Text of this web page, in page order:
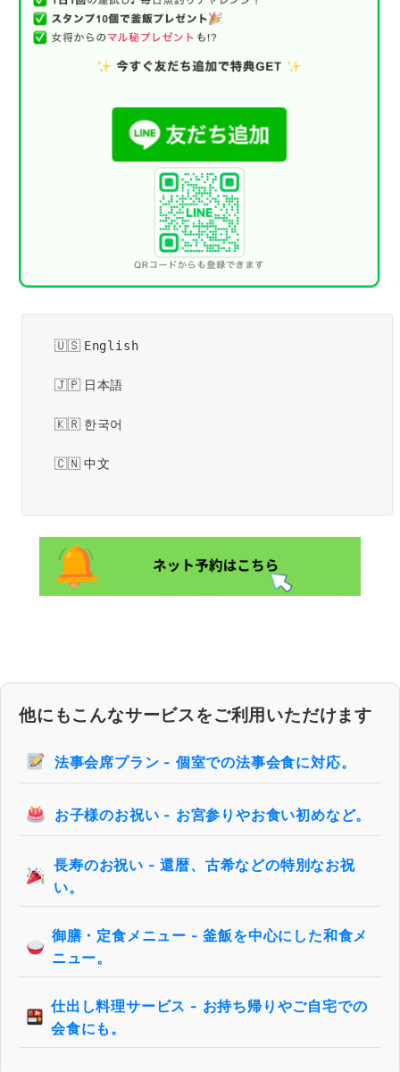
English
日本語
한국어
中文
他にもこんなサービスをご利用いただけます
法事会席プラン - 個室での法事会食に対応。
お子様のお祝い - お宮参りやお食い初めなど。
長寿のお祝い - 還暦、古希などの特別なお祝
い。
御膳・定食メニュー - 釜飯を中心にした和食メ
ニュー。
仕出し料理サービス - お持ち帰りやご自宅での
会食にも。